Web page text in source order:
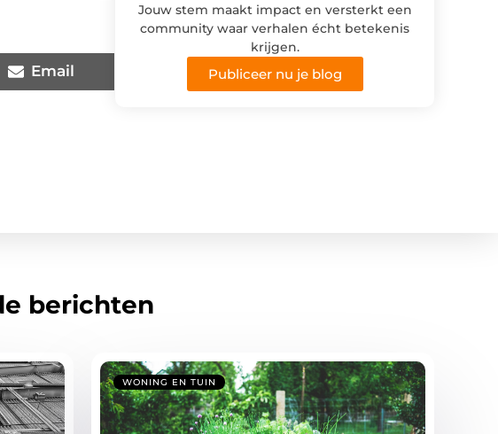
Email
Jouw stem maakt impact en versterkt een
community waar verhalen écht betekenis
krijgen.
Publiceer nu je blog
berichten
WONING EN TUIN